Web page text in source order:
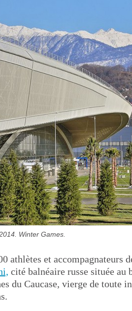
Winter Games.
athlètes et accompagnateurs
cité balnéaire russe située au
du Caucase, vierge de toute